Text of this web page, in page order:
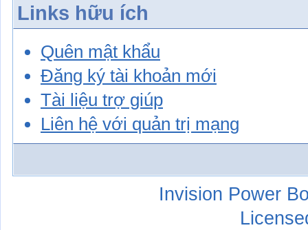
Links hữu ích
Quên mật khẩu
Đăng ký tài khoản mới
Tài liệu trợ giúp
Liên hệ với quản trị mạng
Invision Power